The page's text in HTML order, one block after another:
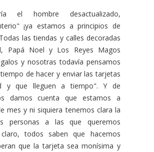
el hombre desactualizado,
¡ya estamos a principios de
las tiendas y calles decoradas
Papá Noel y Los Reyes Magos
y nosotras todavía pensamos
de hacer y enviar las tarjetas
y que lleguen a tiempo". Y de
damos cuenta que estamos a
mes y ni siquiera tenemos clara la
personas a las que queremos
todos saben que hacemos
que la tarjeta sea monísima y